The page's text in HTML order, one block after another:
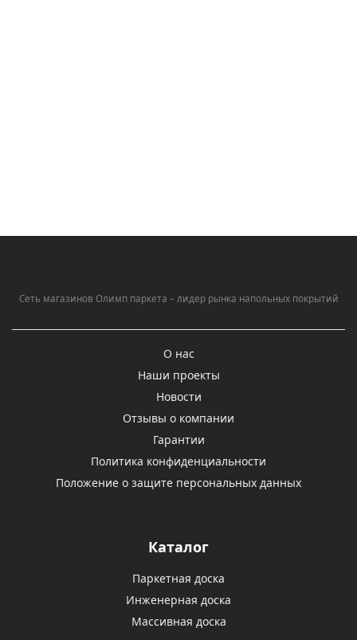
Сеть магазинов Олимп паркета – лидер рынка напольных покрытий
О нас
Наши проекты
Новости
Отзывы о компании
Гарантии
Политика конфиденциальности
Положение о защите персональных данных
Каталог
Паркетная доска
Инженерная доска
Массивная доска